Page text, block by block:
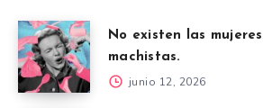
No existen las mujeres
machistas.
junio 12, 2026